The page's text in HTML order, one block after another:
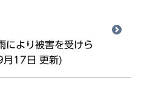
により被害を受けら
17日 更新)